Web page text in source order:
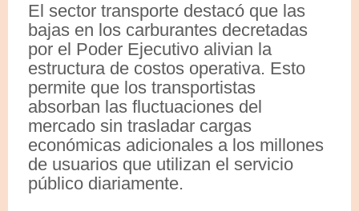
El sector transporte destacó que las
bajas en los carburantes decretadas
por el Poder Ejecutivo alivian la
estructura de costos operativa. Esto
permite que los transportistas
absorban las fluctuaciones del
mercado sin trasladar cargas
económicas adicionales a los millones
de usuarios que utilizan el servicio
público diariamente.